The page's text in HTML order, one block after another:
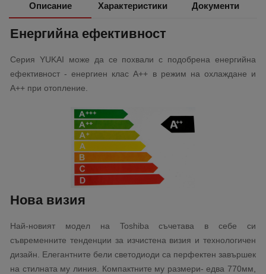
Описание Характеристики Документи
Енергийна ефективност
Серия YUKAI може да се похвали с подобрена енергийна
ефективност - енергиен клас A++ в режим на охлаждане и
А++ при отопление.
Нова визия
Най-новият модел на Toshiba съчетава в себе си
съвременните тенденции за изчистена визия и технологичен
дизайн. Елегантните бели светодиоди са перфектен завършек
на стилната му линия. Компактните му размери- едва 770мм,